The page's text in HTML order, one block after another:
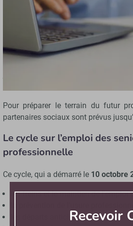
Réforme des retraites : le projet de loi
« La réforme des retraites entrera
Pour préparer le terrain du futur
partenaires sociaux sont prévus
Le cycle sur l’emploi des
professionnelle
Ce cycle, qui a démarré le 10 octobre
les freins et le maintien de
la prévention de l’usure
les départs anticipés ;Recevoir